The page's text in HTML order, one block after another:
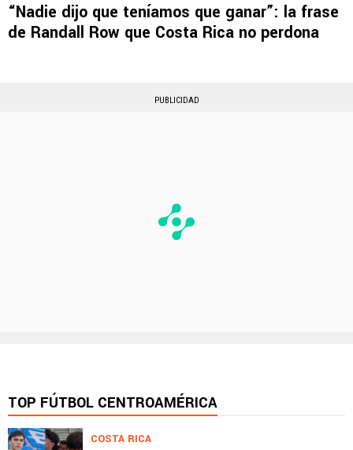
“Nadie dijo que teníamos que ganar”: la frase
de Randall Row que Costa Rica no perdona
PUBLICIDAD
TOP FÚTBOL CENTROAMÉRICA
COSTA RICA